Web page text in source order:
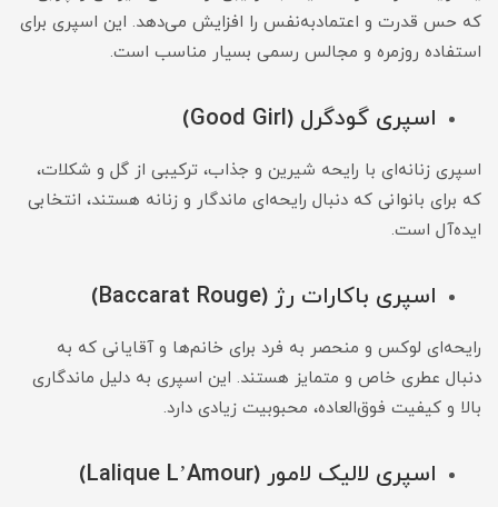
که حس قدرت و اعتمادبه‌نفس را افزایش می‌دهد. این اسپری برای
استفاده روزمره و مجالس رسمی بسیار مناسب است.
اسپری گودگرل (Good Girl)
اسپری زنانه‌ای با رایحه شیرین و جذاب، ترکیبی از گل و شکلات،
که برای بانوانی که دنبال رایحه‌ای ماندگار و زنانه هستند، انتخابی
ایده‌آل است.
اسپری باکارات رژ (Baccarat Rouge)
رایحه‌ای لوکس و منحصر به فرد برای خانم‌ها و آقایانی که به
دنبال عطری خاص و متمایز هستند. این اسپری به دلیل ماندگاری
بالا و کیفیت فوق‌العاده، محبوبیت زیادی دارد.
اسپری لالیک لامور (Lalique L’Amour)